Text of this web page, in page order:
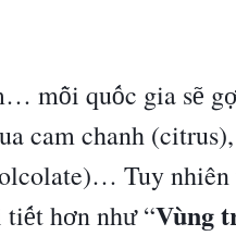
… mỗi quốc gia sẽ g
cam chanh
… Tuy nhiê
tiết hơn như “Vùng